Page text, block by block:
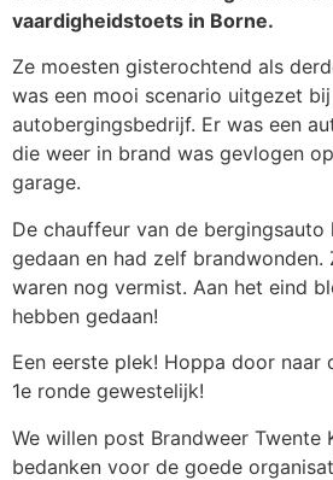
vaardigheidstoets in Borne.
Ze moesten gisterochtend als
was een mooi scenario uitgezet
autobergingsbedrijf. Er was een
die weer in brand was gevlogen
garage.
De chauffeur van de bergingsauto
gedaan en had zelf brandwonden.
waren nog vermist. Aan het eind
hebben gedaan!
Een eerste plek! Hoppa door naar
1e ronde gewestelijk!
We willen post Brandweer Twente
bedanken voor de goede